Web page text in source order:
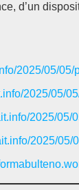
d’un
2025/05/05/
2025/05/
2025/05/
2025/05/